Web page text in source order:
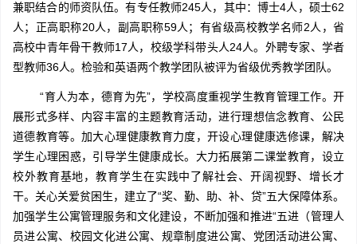
兼职结合的师资队伍。有专任教师245人，其中：博士4人，硕士62
人；正高职称20人，副高职称59人；有省级高校教学名师2人，省
高校中青年骨干教师17人，校级学科带头人24人。外聘专家、学者
型教师36人。检验和英语两个教学团队被评为省级优秀教学团队。
“育人为本，德育为先”，学校高度重视学生教育管理工作。开
展形式多样、内容丰富的主题教育活动，进行理想信念教育、公民
道德教育等。加大心理健康教育力度，开设心理健康选修课，解决
学生心理困惑，引导学生健康成长。大力拓展第二课堂教育，设立
校外教育基地，教育学生在实践中了解社会、开阔视野、增长才
干。关心关爱贫困生，建立了“奖、勤、助、补、贷”五大保障体系。
加强学生公寓管理服务和文化建设，不断加强和推进“五进（管理人
员进公寓、校园文化进公寓、规章制度进公寓、党团活动进公寓、